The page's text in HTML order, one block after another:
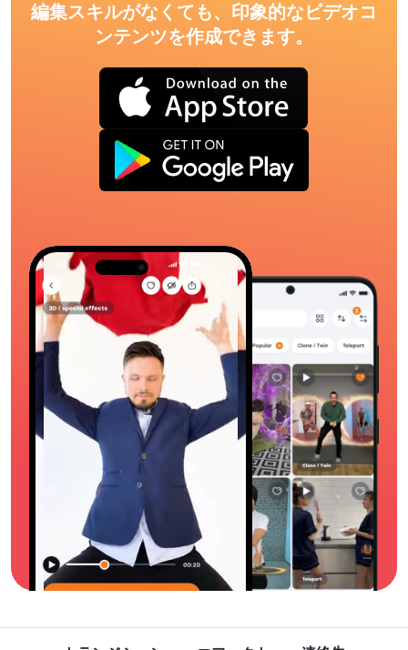
編集スキルがなくても、印象的なビデオコ
ンテンツを作成できます。